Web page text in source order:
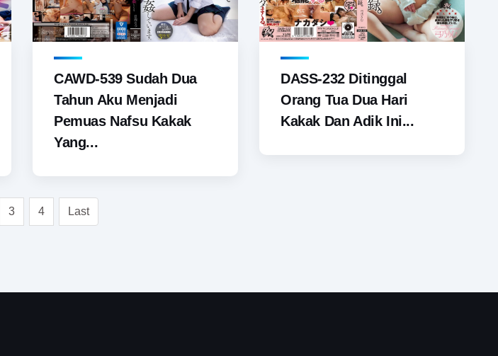
CAWD-539 Sudah Dua
Tahun Aku Menjadi
Pemuas Nafsu Kakak
Yang...
DASS-232 Ditinggal
Orang Tua Dua Hari
Kakak Dan Adik Ini...
3 4 Last